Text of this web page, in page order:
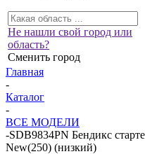
Не нашли свой город или
область?
Сменить город
Главная
-
Каталог
-
ВСЕ МОДЕЛИ
-SDB9834PN Бендикс
New(250) (низкий)